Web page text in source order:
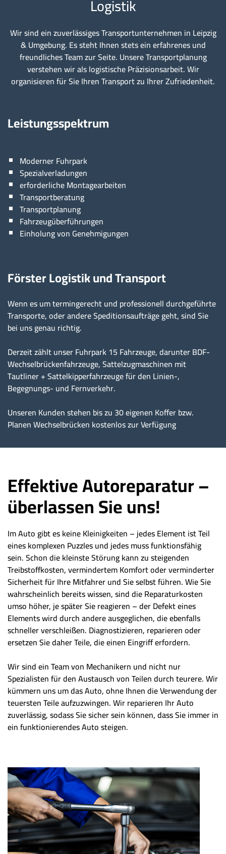
Logistik
Wir sind ein zuverlässiges Transportunternehmen in Leipzig
& Umgebung. Es steht Ihnen stets ein erfahrenes und
freundliches Team zur Seite. Unsere Transportplanung
verstehen wir als logistische Präzisionsarbeit. Wir
organisieren für Sie Ihren Transport zu Ihrer Zufriedenheit.
Leistungsspektrum
Moderner Fuhrpark
Spezialverladungen
erforderliche Montagearbeiten
Transportberatung
Transportplanung
Fahrzeugüberführungen
Einholung von Genehmigungen
Förster Logistik und Transport
Wenn es um termingerecht und professionell durchgeführte
Transporte, oder andere Speditionsaufträge geht, sind Sie
bei uns genau richtig.
Derzeit zählt unser Fuhrpark 15 Fahrzeuge, darunter BDF-
Wechselbrückenfahrzeuge, Sattelzugmaschinen mit
Tautliner + Sattelkipperfahrzeuge für den Linien-,
Begegnungs- und Fernverkehr.
Unseren Kunden stehen bis zu 30 eigenen Koffer bzw.
Planen Wechselbrücken kostenlos zur Verfügung
Effektive Autoreparatur –
überlassen Sie uns!
Im Auto gibt es keine Kleinigkeiten – jedes Element ist Teil
eines komplexen Puzzles und jedes muss funktionsfähig
sein. Schon die kleinste Störung kann zu steigenden
Treibstoffkosten, vermindertem Komfort oder verminderter
Sicherheit für Ihre Mitfahrer und Sie selbst führen. Wie Sie
wahrscheinlich bereits wissen, sind die Reparaturkosten
umso höher, je später Sie reagieren – der Defekt eines
Elements wird durch andere ausgeglichen, die ebenfalls
schneller verschleißen. Diagnostizieren, reparieren oder
ersetzen Sie daher Teile, die einen Eingriff erfordern.
Wir sind ein Team von Mechanikern und nicht nur
Spezialisten für den Austausch von Teilen durch teurere. Wir
kümmern uns um das Auto, ohne Ihnen die Verwendung der
teuersten Teile aufzuzwingen. Wir reparieren Ihr Auto
zuverlässig, sodass Sie sicher sein können, dass Sie immer in
ein funktionierendes Auto steigen.